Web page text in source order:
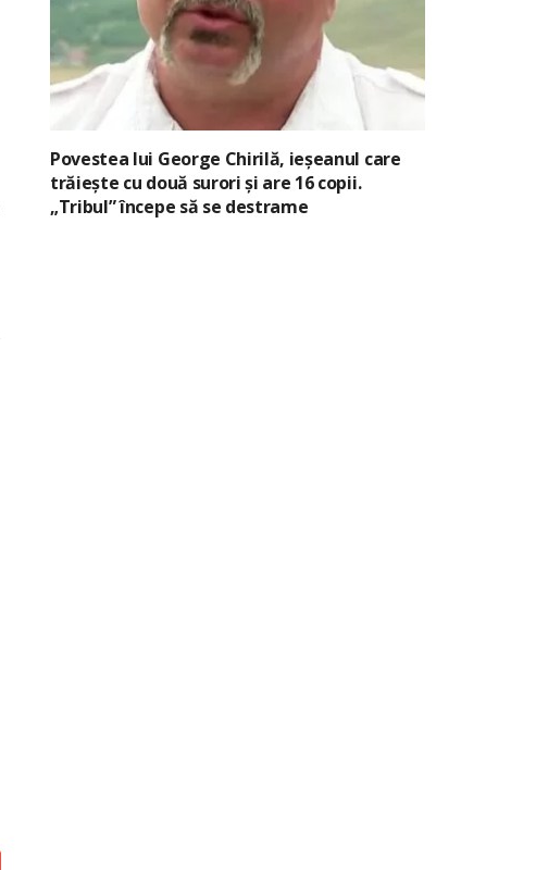
Povestea lui George Chirilă, ieșeanul care
trăiește cu două surori și are 16 copii.
„Tribul” începe să se destrame